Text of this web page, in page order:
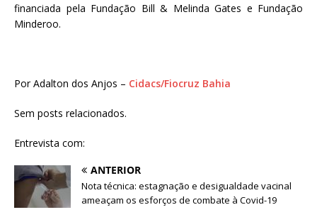
financiada pela Fundação Bill & Melinda Gates e Fundação
Minderoo.
Por Adalton dos Anjos – Cidacs/Fiocruz Bahia
Sem posts relacionados.
Entrevista com:
ANTERIOR
Nota técnica: estagnação e desigualdade vacinal
ameaçam os esforços de combate à Covid-19